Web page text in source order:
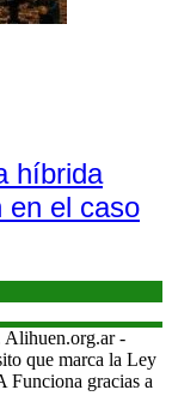
híbrida
en el caso
-
que marca la Ley
Funciona gracias a